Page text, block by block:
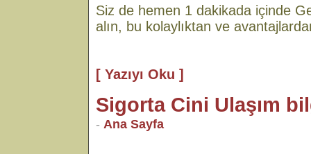
Siz de hemen 1 dakikada içinde
alın, bu kolaylıktan ve
[ Yazıyı Oku ]
Sigorta Cini Ulaşım
- Ana Sayfa